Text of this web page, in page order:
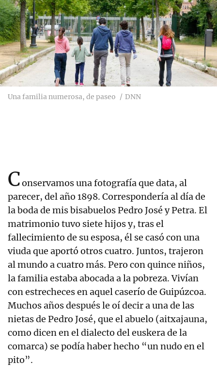
Una familia numerosa, de paseo DNN
Conservamos una fotografía que data, al
parecer, del año 1898. Correspondería al día de
la boda de mis bisabuelos Pedro José y Petra. El
matrimonio tuvo siete hijos y, tras el
fallecimiento de su esposa, él se casó con una
viuda que aportó otros cuatro. Juntos, trajeron
al mundo a cuatro más. Pero con quince niños,
la familia estaba abocada a la pobreza. Vivían
con estrecheces en aquel caserío de Guipúzcoa.
Muchos años después le oí decir a una de las
nietas de Pedro José, que el abuelo (aitxajauna,
como dicen en el dialecto del euskera de la
comarca) se podía haber hecho “un nudo en el
pito”.